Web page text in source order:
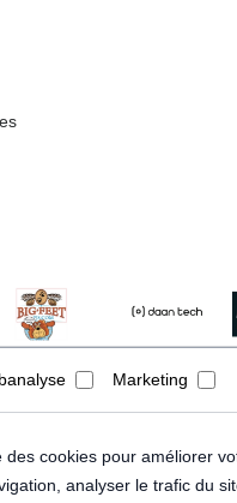
Marketing
des cookies pour améliorer
analyser le trafic du